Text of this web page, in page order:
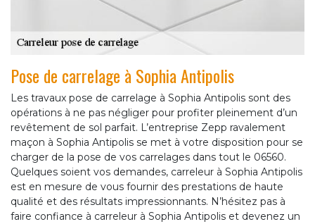
Pose de carrelage à Sophia Antipolis
Les travaux pose de carrelage à Sophia Antipolis sont des
opérations à ne pas négliger pour profiter pleinement d’un
revêtement de sol parfait. L’entreprise Zepp ravalement
maçon à Sophia Antipolis se met à votre disposition pour se
charger de la pose de vos carrelages dans tout le 06560.
Quelques soient vos demandes, carreleur à Sophia Antipolis
est en mesure de vous fournir des prestations de haute
qualité et des résultats impressionnants. N’hésitez pas à
faire confiance à carreleur à Sophia Antipolis et devenez un